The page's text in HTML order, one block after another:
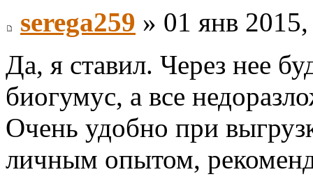
serega259 » 01 янв
Да, я ставил. Через нее
биогумус, а все
Очень удобно при
личным опытом,